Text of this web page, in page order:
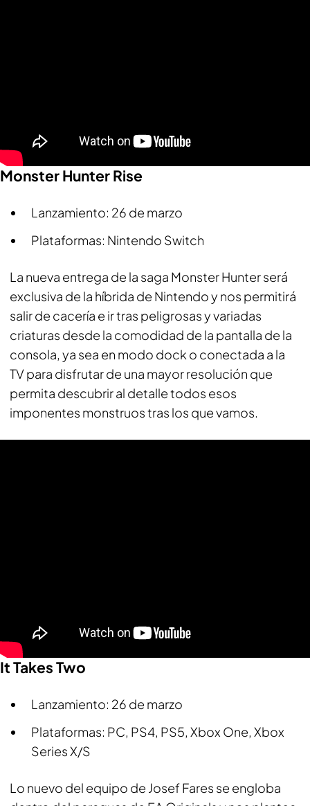
Monster Hunter Rise
Lanzamiento: 26 de marzo
Plataformas: Nintendo Switch
La nueva entrega de la saga Monster Hunter será
exclusiva de la híbrida de Nintendo y nos permitirá
salir de cacería e ir tras peligrosas y variadas
criaturas desde la comodidad de la pantalla de la
consola, ya sea en modo dock o conectada a la
TV para disfrutar de una mayor resolución que
permita descubrir al detalle todos esos
imponentes monstruos tras los que vamos.
It Takes Two
Lanzamiento: 26 de marzo
Plataformas: PC, PS4, PS5, Xbox One, Xbox
Series X/S
Lo nuevo del equipo de Josef Fares se engloba